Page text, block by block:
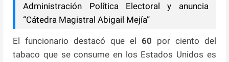
Administración Política Electoral y anuncia
“Cátedra Magistral Abigail Mejía”
El funcionario destacó que el 60 por ciento del
tabaco que se consume en los Estados Unidos es